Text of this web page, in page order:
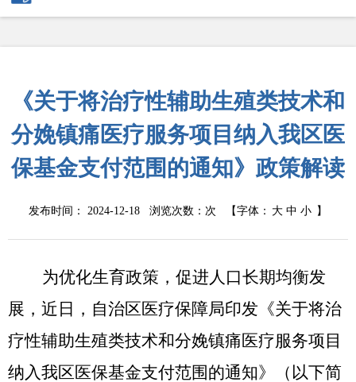
《关于将治疗性辅助生殖类技术和
分娩镇痛医疗服务项目纳入我区医
保基金支付范围的通知》政策解读
发布时间： 2024-12-18 浏览次数： 次 【字体： 大 中 小 】
为优化生育政策，促进人口长期均衡发
展，近日，自治区医疗保障局印发《关于将治
疗性辅助生殖类技术和分娩镇痛医疗服务项目
纳入我区医保基金支付范围的通知》（以下简